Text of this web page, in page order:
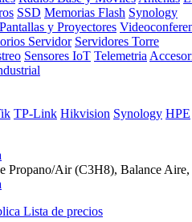
SSD Memorias Flash Synology
Pantallas y Proyectores
Servidor Servidores Torre
Sensores IoT Telemetria
TP-Link Hikvision Synology HPE
Propano/Air (C3H8), Balance
Lista de precios